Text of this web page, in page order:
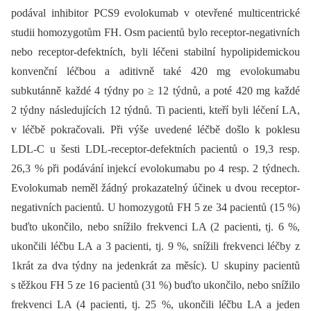
podával inhibitor PCS9 evolokumab v otevřené multicentrické
studii homozygotům FH. Osm pacientů bylo receptor-negativních
nebo receptor-defektních, byli léčeni stabilní hypolipidemickou
konvenční léčbou a aditivně také 420 mg evolokumabu
subkutánně každé 4 týdny po ≥ 12 týdnů, a poté 420 mg každé
2 týdny následujících 12 týdnů. Ti pacienti, kteří byli léčení LA,
v léčbě pokračovali. Při výše uvedené léčbě došlo k poklesu
LDL-C u šesti LDL-receptor-defektních pacientů o 19,3 resp.
26,3 % při podávání injekcí evolokumabu po 4 resp. 2 týdnech.
Evolokumab neměl žádný prokazatelný účinek u dvou receptor-
negativních pacientů. U homozygotů FH 5 ze 34 pacientů (15 %)
buďto ukončilo, nebo snížilo frekvenci LA (2 pacienti, tj. 6 %,
ukončili léčbu LA a 3 pacienti, tj. 9 %, snížili frekvenci léčby z
1krát za dva týdny na jedenkrát za měsíc). U skupiny pacientů
s těžkou FH 5 ze 16 pacientů (31 %) buďto ukončilo, nebo snížilo
frekvenci LA (4 pacienti, tj. 25 %, ukončili léčbu LA a jeden